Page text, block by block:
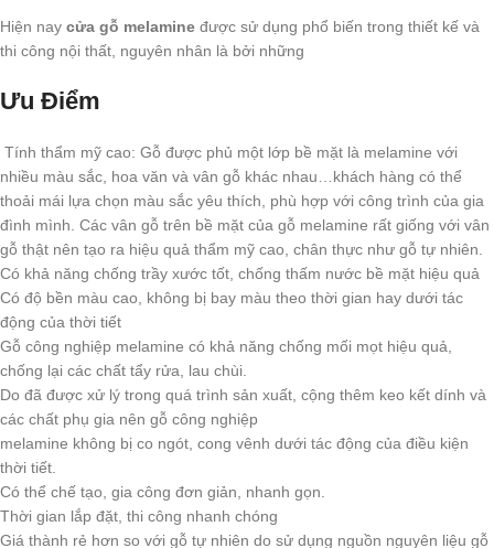
Hiện nay cửa gỗ melamine được sử dụng phổ biến trong thiết kế và
thi công nội thất, nguyên nhân là bởi những
Ưu Điểm
Tính thẩm mỹ cao: Gỗ được phủ một lớp bề mặt là melamine với
nhiều màu sắc, hoa văn và vân gỗ khác nhau…khách hàng có thể
thoải mái lựa chọn màu sắc yêu thích, phù hợp với công trình của gia
đình mình. Các vân gỗ trên bề mặt của gỗ melamine rất giống với vân
gỗ thật nên tạo ra hiệu quả thẩm mỹ cao, chân thực như gỗ tự nhiên.
Có khả năng chống trầy xước tốt, chống thấm nước bề mặt hiệu quả
Có độ bền màu cao, không bị bay màu theo thời gian hay dưới tác
động của thời tiết
Gỗ công nghiệp melamine có khả năng chống mối mọt hiệu quả,
chống lại các chất tẩy rửa, lau chùi.
Do đã được xử lý trong quá trình sản xuất, cộng thêm keo kết dính và
các chất phụ gia nên gỗ công nghiệp
melamine không bị co ngót, cong vênh dưới tác động của điều kiện
thời tiết.
Có thể chế tạo, gia công đơn giản, nhanh gọn.
Thời gian lắp đặt, thi công nhanh chóng
Giá thành rẻ hơn so với gỗ tự nhiên do sử dụng nguồn nguyên liệu gỗ